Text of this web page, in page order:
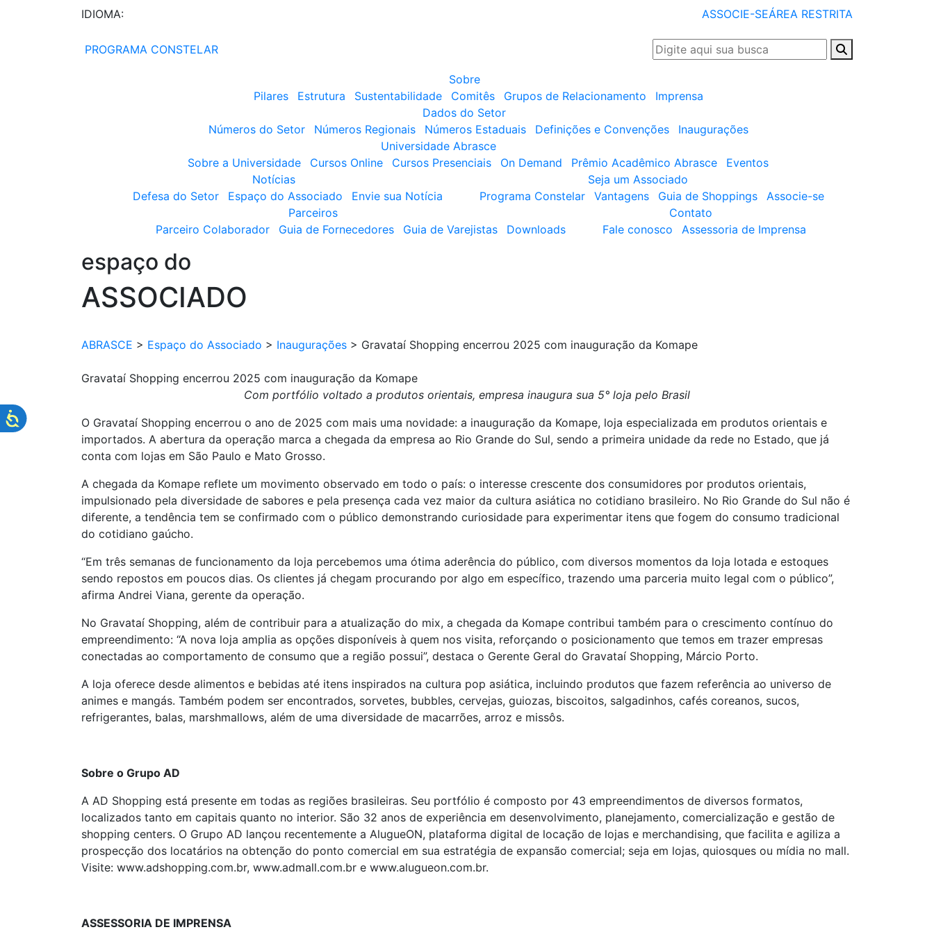
IDIOMA: ASSOCIE-SEÁREA RESTRITA
PROGRAMA CONSTELAR
Sobre
Pilares
Estrutura Sustentabilidade Comitês Grupos de Relacionamento
Imprensa
Dados do Setor
Números do Setor
Números Regionais Números Estaduais Definições e Convenções
Inaugurações
Universidade Abrasce
Sobre a Universidade
Cursos Online Cursos Presenciais On Demand Prêmio Acadêmico Abrasce
Eventos
Notícias
Defesa do Setor
Espaço do Associado Envie sua Notícia
Seja um Associado
Programa Constelar
Vantagens Guia de Shoppings
Associe-se
Parceiros
Parceiro Colaborador
Guia de Fornecedores Guia de Varejistas Downloads
Contato
Fale conosco
Assessoria de Imprensa
espaço do
ASSOCIADO
ABRASCE > Espaço do Associado > Inaugurações > Gravataí Shopping encerrou 2025 com inauguração da Komape
Gravataí Shopping encerrou 2025 com inauguração da Komape
Com portfólio voltado a produtos orientais, empresa inaugura sua 5° loja pelo Brasil
O Gravataí Shopping encerrou o ano de 2025 com mais uma novidade: a inauguração da Komape, loja especializada em produtos orientais e
importados. A abertura da operação marca a chegada da empresa ao Rio Grande do Sul, sendo a primeira unidade da rede no Estado, que já
conta com lojas em São Paulo e Mato Grosso.
A chegada da Komape reflete um movimento observado em todo o país: o interesse crescente dos consumidores por produtos orientais,
impulsionado pela diversidade de sabores e pela presença cada vez maior da cultura asiática no cotidiano brasileiro. No Rio Grande do Sul não é
diferente, a tendência tem se confirmado com o público demonstrando curiosidade para experimentar itens que fogem do consumo tradicional
do cotidiano gaúcho.
“Em três semanas de funcionamento da loja percebemos uma ótima aderência do público, com diversos momentos da loja lotada e estoques
sendo repostos em poucos dias. Os clientes já chegam procurando por algo em específico, trazendo uma parceria muito legal com o público”,
afirma Andrei Viana, gerente da operação.
No Gravataí Shopping, além de contribuir para a atualização do mix, a chegada da Komape contribui também para o crescimento contínuo do
empreendimento: “A nova loja amplia as opções disponíveis à quem nos visita, reforçando o posicionamento que temos em trazer empresas
conectadas ao comportamento de consumo que a região possui”, destaca o Gerente Geral do Gravataí Shopping, Márcio Porto.
A loja oferece desde alimentos e bebidas até itens inspirados na cultura pop asiática, incluindo produtos que fazem referência ao universo de
animes e mangás. Também podem ser encontrados, sorvetes, bubbles, cervejas, guiozas, biscoitos, salgadinhos, cafés coreanos, sucos,
refrigerantes, balas, marshmallows, além de uma diversidade de macarrões, arroz e missôs.
Sobre o Grupo AD
A AD Shopping está presente em todas as regiões brasileiras. Seu portfólio é composto por 43 empreendimentos de diversos formatos,
localizados tanto em capitais quanto no interior. São 32 anos de experiência em desenvolvimento, planejamento, comercialização e gestão de
shopping centers. O Grupo AD lançou recentemente a AlugueON, plataforma digital de locação de lojas e merchandising, que facilita e agiliza a
prospecção dos locatários na obtenção do ponto comercial em sua estratégia de expansão comercial; seja em lojas, quiosques ou mídia no mall.
Visite: www.adshopping.com.br, www.admall.com.br e www.alugueon.com.br.
ASSESSORIA DE IMPRENSA